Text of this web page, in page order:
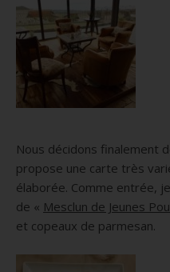
Nous décidons finalement
propose une carte très
élaborée. Comme entrée,
de « Mesclun de Jeunes
et copeaux de parmesan.